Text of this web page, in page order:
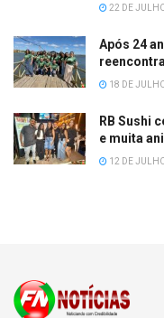
22 DE
Após 24
18 DE
RB Sushi
e muita
12 DE